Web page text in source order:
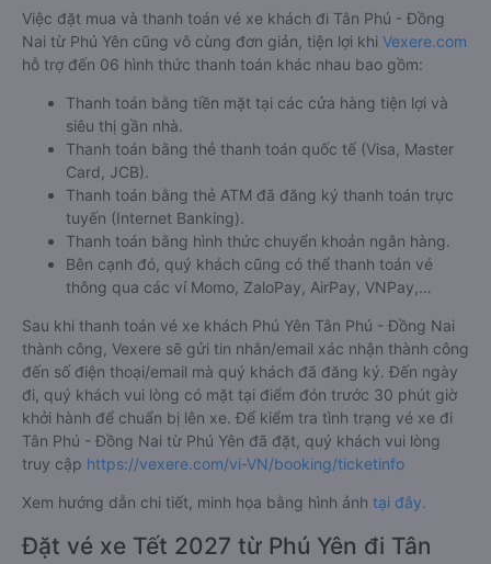
Việc đặt mua và thanh toán vé xe khách đi Tân Phú - Đồng
Nai từ Phú Yên cũng vô cùng đơn giản, tiện lợi khi Vexere.com
hỗ trợ đến 06 hình thức thanh toán khác nhau bao gồm:
Thanh toán bằng tiền mặt tại các cửa hàng tiện lợi và
siêu thị gần nhà.
Thanh toán bằng thẻ thanh toán quốc tế (Visa, Master
Card, JCB).
Thanh toán bằng thẻ ATM đã đăng ký thanh toán trực
tuyến (Internet Banking).
Thanh toán bằng hình thức chuyển khoản ngân hàng.
Bên cạnh đó, quý khách cũng có thể thanh toán vé
thông qua các ví Momo, ZaloPay, AirPay, VNPay,…
Sau khi thanh toán vé xe khách Phú Yên Tân Phú - Đồng Nai
thành công, Vexere sẽ gửi tin nhắn/email xác nhận thành công
đến số điện thoại/email mà quý khách đã đăng ký. Đến ngày
đi, quý khách vui lòng có mặt tại điểm đón trước 30 phút giờ
khởi hành để chuẩn bị lên xe. Để kiểm tra tình trạng vé xe đi
Tân Phú - Đồng Nai từ Phú Yên đã đặt, quý khách vui lòng
truy cập https://vexere.com/vi-VN/booking/ticketinfo
Xem hướng dẫn chi tiết, minh họa bằng hình ảnh tại đây.
Đặt vé xe Tết 2027 từ Phú Yên đi Tân